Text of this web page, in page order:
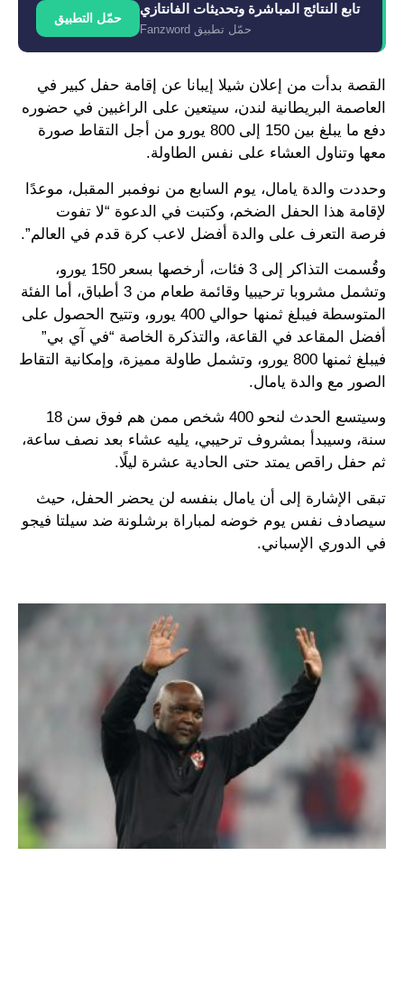
تابع النتائج المباشرة وتحديثات الفانتازي
حمّل تطبيق Fanzword
حمّل التطبيق
القصة بدأت من إعلان شيلا إيبانا عن إقامة حفل كبير في
العاصمة البريطانية لندن، سيتعين على الراغبين في حضوره
دفع ما يبلغ بين 150 إلى 800 يورو من أجل التقاط صورة
معها وتناول العشاء على نفس الطاولة.
وحددت والدة يامال، يوم السابع من نوفمبر المقبل، موعدًا
لإقامة هذا الحفل الضخم، وكتبت في الدعوة “لا تفوت
فرصة التعرف على والدة أفضل لاعب كرة قدم في العالم”.
وقُسمت التذاكر إلى 3 فئات، أرخصها بسعر 150 يورو،
وتشمل مشروبا ترحيبيا وقائمة طعام من 3 أطباق، أما الفئة
المتوسطة فيبلغ ثمنها حوالي 400 يورو، وتتيح الحصول على
أفضل المقاعد في القاعة، والتذكرة الخاصة “في آي بي”
فيبلغ ثمنها 800 يورو، وتشمل طاولة مميزة، وإمكانية التقاط
الصور مع والدة يامال.
وسيتسع الحدث لنحو 400 شخص ممن هم فوق سن 18
سنة، وسيبدأ بمشروف ترحيبي، يليه عشاء بعد نصف ساعة،
ثم حفل راقص يمتد حتى الحادية عشرة ليلًا.
تبقى الإشارة إلى أن يامال بنفسه لن يحضر الحفل، حيث
سيصادف نفس يوم خوضه لمباراة برشلونة ضد سيلتا فيجو
في الدوري الإسباني.